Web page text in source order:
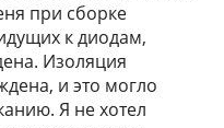
при сборке
к диодам,
Изоляция
и это могло
Я не хотел